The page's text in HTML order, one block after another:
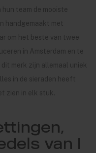
hun team de mooiste
handgemaakt met
om het beste van twee
in Amsterdam en te
merk zijn allemaal uniek
in de sieraden heeft
zien in elk stuk.
van I